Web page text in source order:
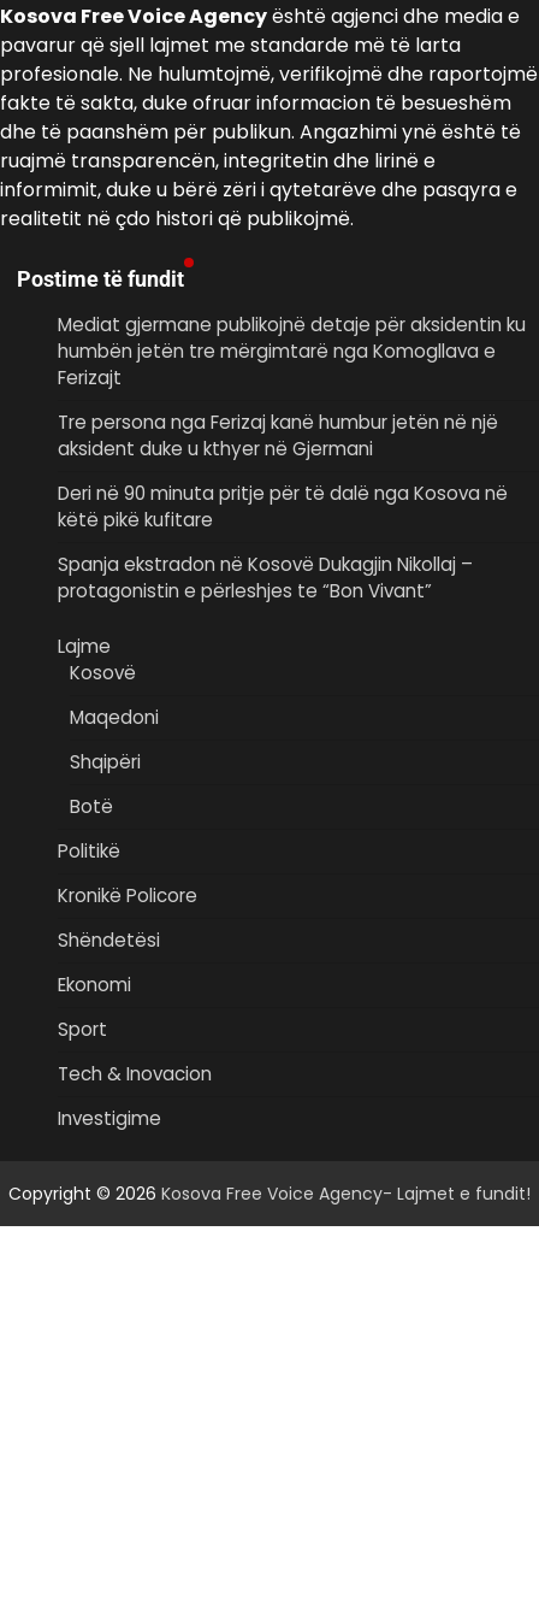
Kosova Free Voice Agencyështë agjenci dhe media e
pavarur që sjell lajmet me standarde më të larta
profesionale. Ne hulumtojmë, verifikojmë dhe raportojmë
fakte të sakta, duke ofruar informacion të besueshëm
dhe të paanshëm për publikun. Angazhimi ynë është të
ruajmë transparencën, integritetin dhe lirinë e
informimit, duke u bërë zëri i qytetarëve dhe pasqyra e
realitetit në çdo histori që publikojmë.
Postime të fundit
Mediat gjermane publikojnë detaje për aksidentin ku
humbën jetën tre mërgimtarë nga Komogllava e
Ferizajt
Tre persona nga Ferizaj kanë humbur jetën në një
aksident duke u kthyer në Gjermani
Deri në 90 minuta pritje për të dalë nga Kosova në
këtë pikë kufitare
Spanja ekstradon në Kosovë Dukagjin Nikollaj –
protagonistin e përleshjes te “Bon Vivant”
Lajme
Kosovë
Maqedoni
Shqipëri
Botë
Politikë
Kronikë Policore
Shëndetësi
Ekonomi
Sport
Tech & Inovacion
Investigime